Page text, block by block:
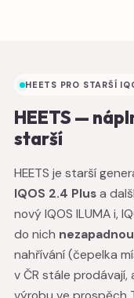
HEETS PRO STARŠÍ
HEETS —
starší
HEETS je starší
IQOS 2.4 Plusa
nový IQOS ILUMA i,
do nich nezapadnou
nahřívání (čepelka
v ČR stále